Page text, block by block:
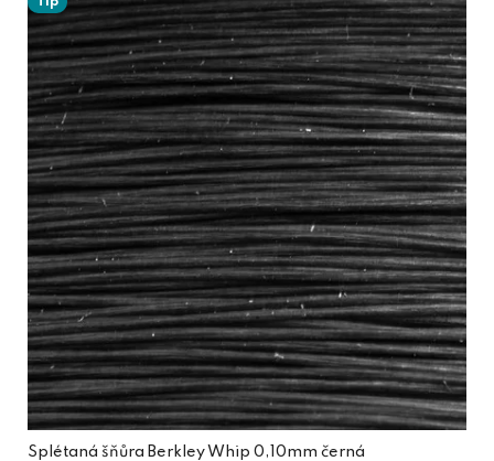
Splétaná šňůra Berkley Whip 0,10mm černá